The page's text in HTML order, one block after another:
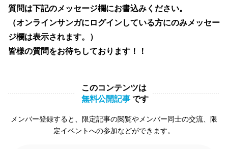
質問は下記のメッセージ欄にお書込みください。
（オンラインサンガにログインしている方にのみメッセー
ジ欄は表示されます。）
皆様の質問をお待ちしております！！
このコンテンツは
無料公開記事 です
メンバー登録すると、限定記事の閲覧やメンバー同士の交流、限
定イベントへの参加などができます。